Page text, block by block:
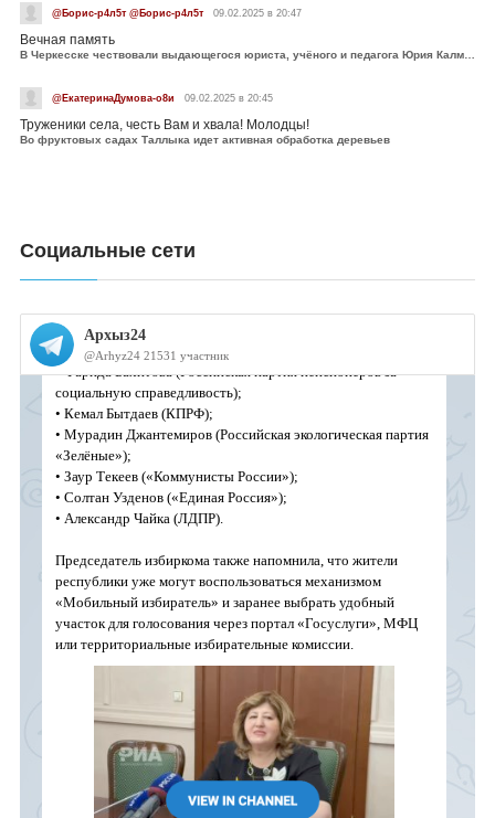
@Борис-р4л5т @Борис-р4л5т 09.02.2025 в 20:47
Вечная память
В Черкесске чествовали выдающегося юриста, учёного и педагога Юрия Калмыкова
@ЕкатеринаДумова-о8и 09.02.2025 в 20:45
Труженики села, честь Вам и хвала! Молодцы!
Во фруктовых садах Таллыка идет активная обработка деревьев
Социальные сети